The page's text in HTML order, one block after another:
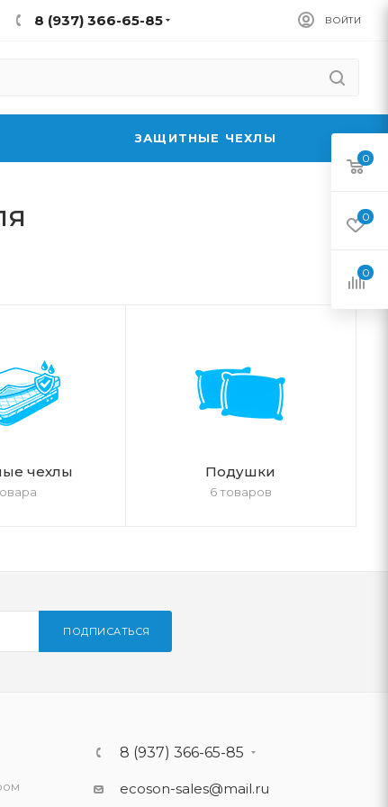
8 (937) 366-65-85 ВОЙТИ
ЗАЩИТНЫЕ ЧЕХЛЫ
чехлы Подушки
6 товаров
ПОДПИСАТЬСЯ
8 (937) 366-65-85
ecoson-sales@mail.ru
0
0
0